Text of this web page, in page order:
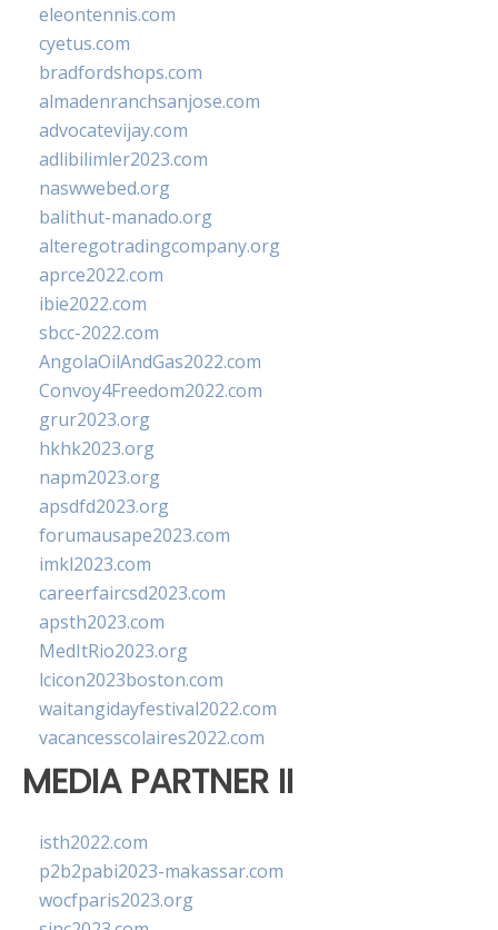
eleontennis.com
cyetus.com
bradfordshops.com
almadenranchsanjose.com
advocatevijay.com
adlibilimler2023.com
naswwebed.org
balithut-manado.org
alteregotradingcompany.org
aprce2022.com
ibie2022.com
sbcc-2022.com
AngolaOilAndGas2022.com
Convoy4Freedom2022.com
grur2023.org
hkhk2023.org
napm2023.org
apsdfd2023.org
forumausape2023.com
imkl2023.com
careerfaircsd2023.com
apsth2023.com
MedItRio2023.org
lcicon2023boston.com
waitangidayfestival2022.com
vacancesscolaires2022.com
MEDIA PARTNER II
isth2022.com
p2b2pabi2023-makassar.com
wocfparis2023.org